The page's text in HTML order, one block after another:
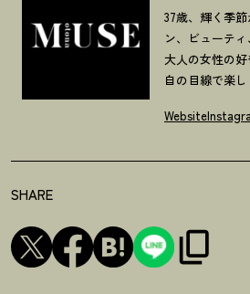
37歳、輝く季
ン、ビューテ
大人の女性の
自の目線で楽し
Website
SHARE